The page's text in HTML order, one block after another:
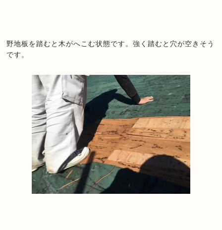
野地板を踏むと木がへこむ状態です。強く踏むと穴が空きそう
です。